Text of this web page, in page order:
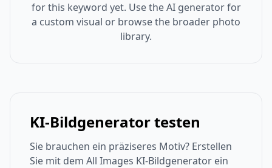
for this keyword yet. Use the AI generator for
a custom visual or browse the broader photo
library.
KI-Bildgenerator testen
Sie brauchen ein präziseres Motiv? Erstellen
Sie mit dem All Images KI-Bildgenerator ein